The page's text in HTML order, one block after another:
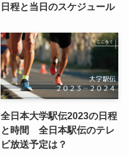
日程と当日のスケジュール
全日本大学駅伝2023の日程
と時間 全日本駅伝のテレ
ビ放送予定は？